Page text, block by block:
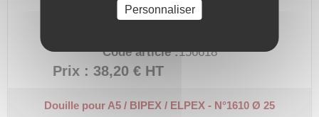
Code article :156618
Prix : 38,20 € HT
Douille pour A5 / BIPEX / ELPEX - N°1610 Ø 25
Personnaliser